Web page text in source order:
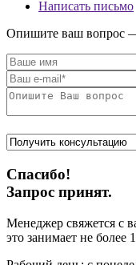
Написать письмо
Опишите ваш вопрос
Спасибо!
Запрос принят.
Менеджер свяжется с
это занимает не более